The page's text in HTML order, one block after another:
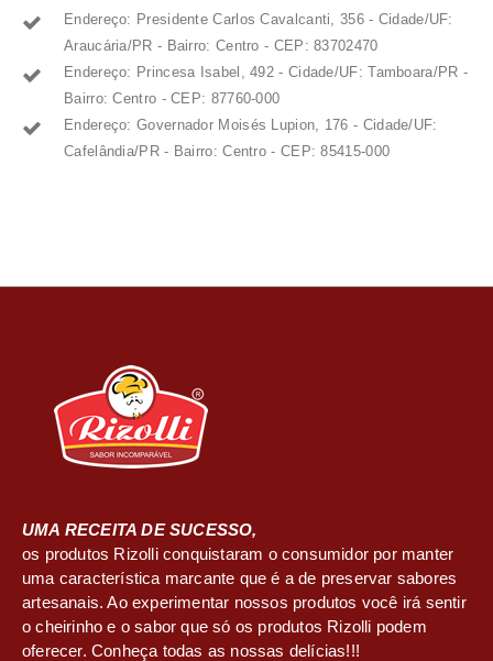
Endereço: Presidente Carlos Cavalcanti, 356 - Cidade/UF:
Araucária/PR - Bairro: Centro - CEP: 83702470
Endereço: Princesa Isabel, 492 - Cidade/UF: Tamboara/PR -
Bairro: Centro - CEP: 87760-000
Endereço: Governador Moisés Lupion, 176 - Cidade/UF:
Cafelândia/PR - Bairro: Centro - CEP: 85415-000
UMA RECEITA DE SUCESSO,
os produtos Rizolli conquistaram o consumidor por manter
uma característica marcante que é a de preservar sabores
artesanais. Ao experimentar nossos produtos você irá sentir
o cheirinho e o sabor que só os produtos Rizolli podem
oferecer. Conheça todas as nossas delícias!!!